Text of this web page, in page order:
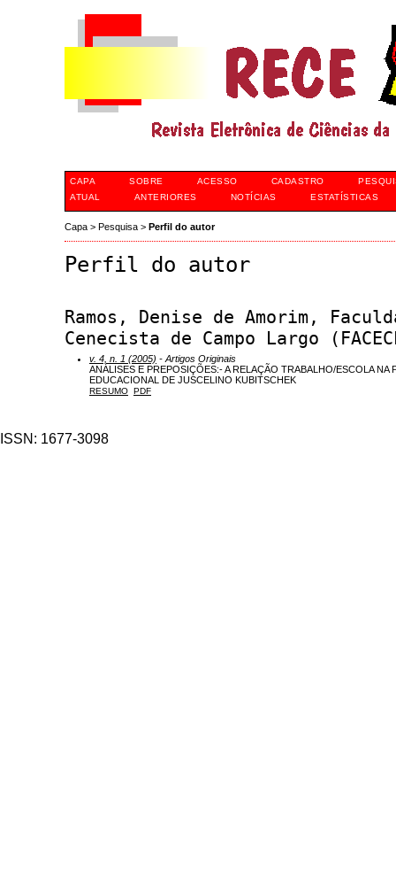
CAPA SOBRE ACESSO CADASTRO
ATUAL
ANTERIORES NOTÍCIAS ESTATÍSTICAS
Capa > Pesquisa > Perfil do autor
Perfil do autor
Ramos, Denise de Amorim,
Cenecista de Campo Largo
v. 4, n. 1 (2005) - Artigos Originais
ANÁLISES E PREPOSIÇÕES:- A RELAÇÃO TRABALHO/ESCOLA NA
EDUCACIONAL DE JUSCELINO KUBITSCHEK
RESUMO PDF
ISSN: 1677-3098